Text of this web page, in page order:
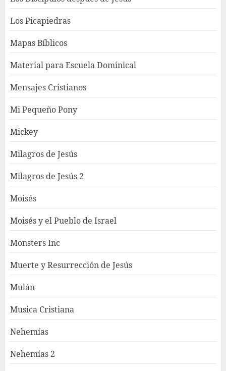
Los Picapiedras
Mapas Bíblicos
Material para Escuela Dominical
Mensajes Cristianos
Mi Pequeño Pony
Mickey
Milagros de Jesús
Milagros de Jesús 2
Moisés
Moisés y el Pueblo de Israel
Monsters Inc
Muerte y Resurrección de Jesús
Mulán
Musica Cristiana
Nehemías
Nehemías 2